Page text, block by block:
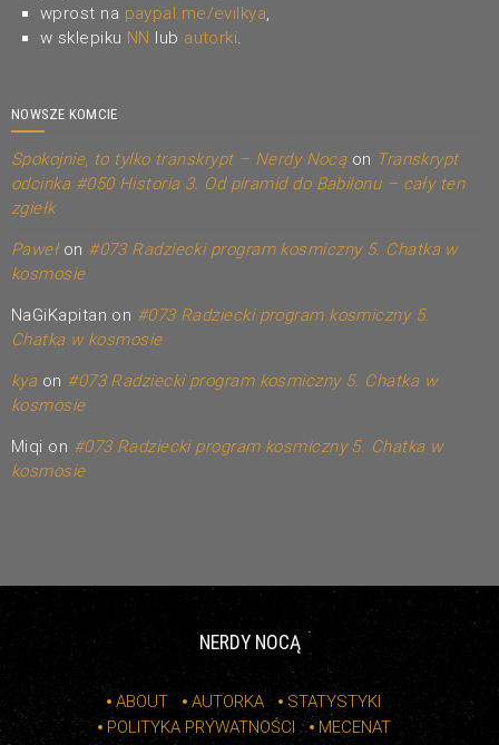
wprost na paypal.me/evilkya,
w sklepiku NN lub autorki.
NOWSZE KOMCIE
Spokojnie, to tylko transkrypt – Nerdy Nocąon Transkrypt
odcinka #050 Historia 3. Od piramid do Babilonu – cały ten
zgiełk
Pawełon #073 Radziecki program kosmiczny 5. Chatka w
kosmosie
NaGiKapitan on #073 Radziecki program kosmiczny 5.
Chatka w kosmosie
kyaon #073 Radziecki program kosmiczny 5. Chatka w
kosmosie
Miqi on #073 Radziecki program kosmiczny 5. Chatka w
kosmosie
NERDY NOCĄ
ABOUT AUTORKA
STATYSTYKI
POLITYKA PRYWATNOŚCI
MECENAT